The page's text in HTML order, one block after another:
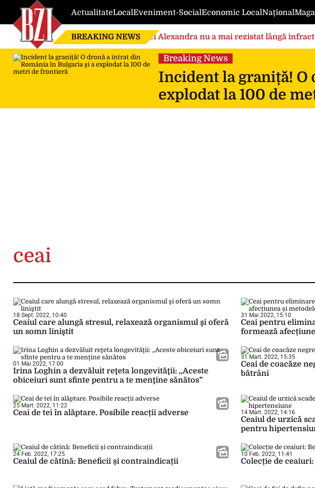
ActualitateLocalEveniment-SocialEconomic LocalNațional
BREAKING NEWS Nici Alexandra nu a mai rezistat lângă
de căsnicie
Breaking News
Incident la graniță! O
explodat la 100 de
ceai
18 Sept. 2022, 10:40
Ceaiul care alungă stresul, relaxează organismul şi oferă
un somn liniştit
31 Mai 2022, 15:10
Ceai pentru
formează
01 Mai 2022, 17:00
Irina Loghin a dezvăluit reţeta longevităţii: ,,Aceste
obiceiuri sunt sfinte pentru a te menţine sănătos”
31 Mart. 2022, 15:35
Ceai de coacăze
bătrâni
25 Mart. 2022, 11:22
Ceai de tei în alăptare. Posibile reacții adverse 14 Mart. 2022, 14:16
Ceaiul de urzică
pentru
24 Feb. 2022, 17:25
Ceaiul de cătină: Beneficii și contraindicații
10 Feb. 2022, 11:41
Colecție de